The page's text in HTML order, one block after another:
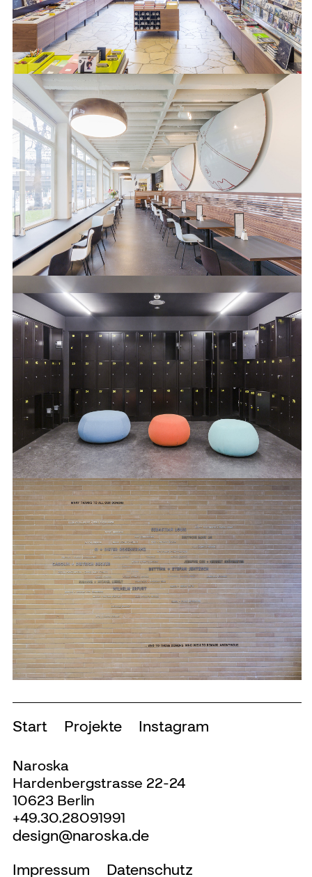
Start Projekte Instagram
Naroska
Hardenbergstrasse 22-24
10623 Berlin
+49.30.28091991
design@naroska.de
Impressum
Datenschutz